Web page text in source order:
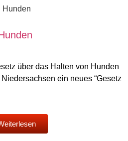
über das Halten von Hunden
ein neues “Gesetz